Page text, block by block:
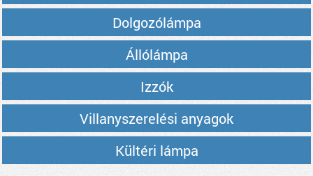
Dolgozólámpa
Állólámpa
Izzók
Villanyszerelési anyagok
Kültéri lámpa